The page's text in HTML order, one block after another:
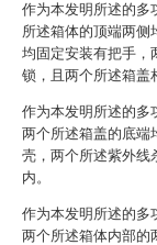
作为本发明所述的多
所述箱体的顶端两侧
均固定安装有把手，
锁，且两个所述箱盖
作为本发明所述的多
两个所述箱盖的底端
壳，两个所述紫外线
内。
作为本发明所述的多
两个所述箱体内部的